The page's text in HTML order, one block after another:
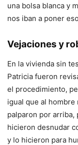
una bolsa blanca y
nos iban a poner
Vejaciones y
En la vivienda sin
Patricia fueron
el procedimiento,
igual que al hombre
palparon por arriba,
hicieron desnudar
y lo hicieron para